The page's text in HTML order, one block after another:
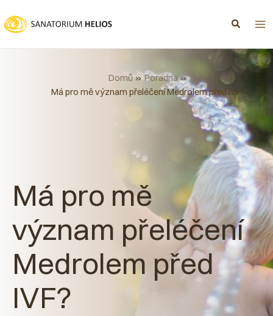
na
obsah
Má pro mě
význam přeléčení
Medrolem před
IVF?
Domů
Poradna
Má pro mě význam přeléčení Medrolem před IVF?